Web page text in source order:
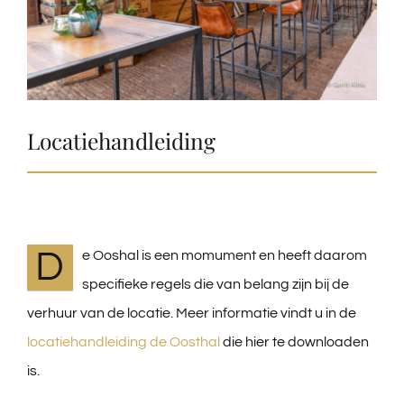
Locatiehandleiding
D
e Ooshal is een momument en heeft daarom
specifieke regels die van belang zijn bij de
verhuur van de locatie. Meer informatie vindt u in de
locatiehandleiding de Oosthal die hier te downloaden
is.